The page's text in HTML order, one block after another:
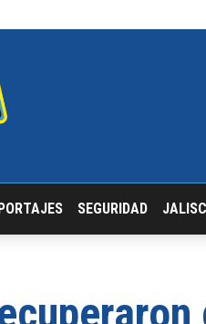
SEGURIDAD